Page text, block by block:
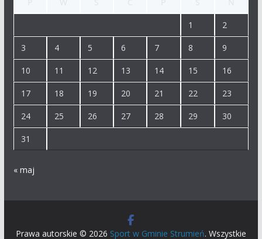
1 2
3 4 5 6 7 8 9
10 11 12 13 14 15 16
17 18 19 20 21 22 23
24 25 26 27 28 29 30
31
« maj
Prawa autorskie © 2026 Sport w Gminie Strumień. Wszystkie